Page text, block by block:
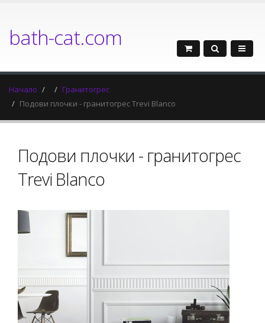
bath-cat.com
Начало
Гранитогрес
Подови плочки - гранитогрес Trevi Blanco
Подови плочки - гранитогрес
Trevi Blanco